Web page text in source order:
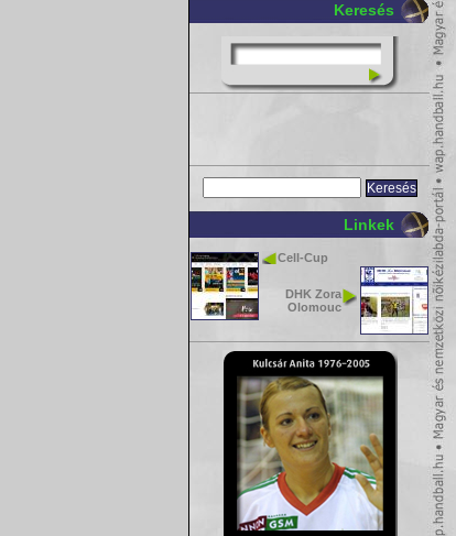
Keresés
Linkek
Cell-Cup
DHK Zora
Olomouc